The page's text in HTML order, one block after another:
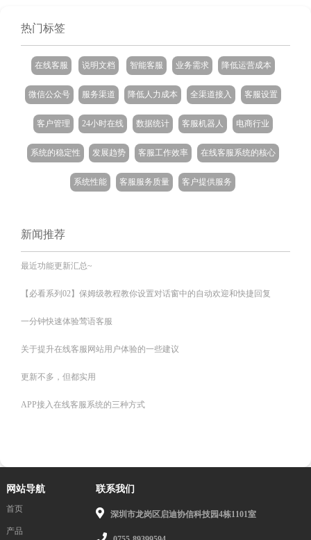
热门标签
在线客服 说明文档 智能客服 业务需求 降低运营成本
微信公众号 服务渠道 降低人力成本 全渠道接入 客服设置
客户管理 24小时在线 数据统计 客服机器人 电商行业
系统的稳定性 发展趋势 客服工作效率 在线客服系统的核心
系统性能 客服服务质量 客户提供服务
新闻推荐
最近功能更新汇总~
【必看系列02】保姆级教程教你设置对话窗中的自动欢迎和快捷回复
一分钟快速体验莺语客服
关于提升在线客服网站用户体验的一些建议
更新不多，但都实用
APP接入在线客服系统的三种方式
网站导航
首页
产品
联系我们
深圳市龙岗区启迪协信科技园4栋1101室